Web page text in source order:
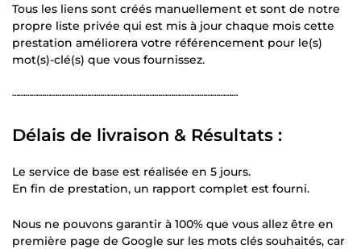
Tous les liens sont créés manuellement et sont de notre
propre liste privée qui est mis à jour chaque mois cette
prestation améliorera votre référencement pour le(s)
mot(s)-clé(s) que vous fournissez.
┄┄┄┄┄┄┄┄┄┄┄┄┄┄┄┄┄┄┄┄┄┄┄┄┄┄┄┄┄┄┄┄┄┄┄
Délais de livraison & Résultats :
Le service de base est réalisée en 5 jours.
En fin de prestation, un rapport complet est fourni.
Nous ne pouvons garantir à 100% que vous allez être en
première page de Google sur les mots clés souhaités, car